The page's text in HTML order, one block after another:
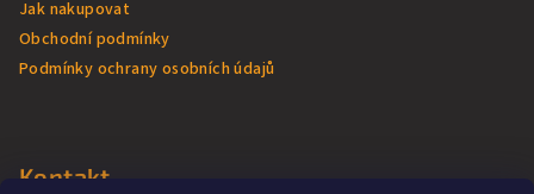
Jak nakupovat
Obchodní podmínky
Podmínky ochrany osobních údajů
Kontakt